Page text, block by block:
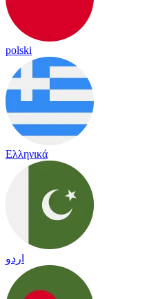
polski
Ελληνικά
اردو